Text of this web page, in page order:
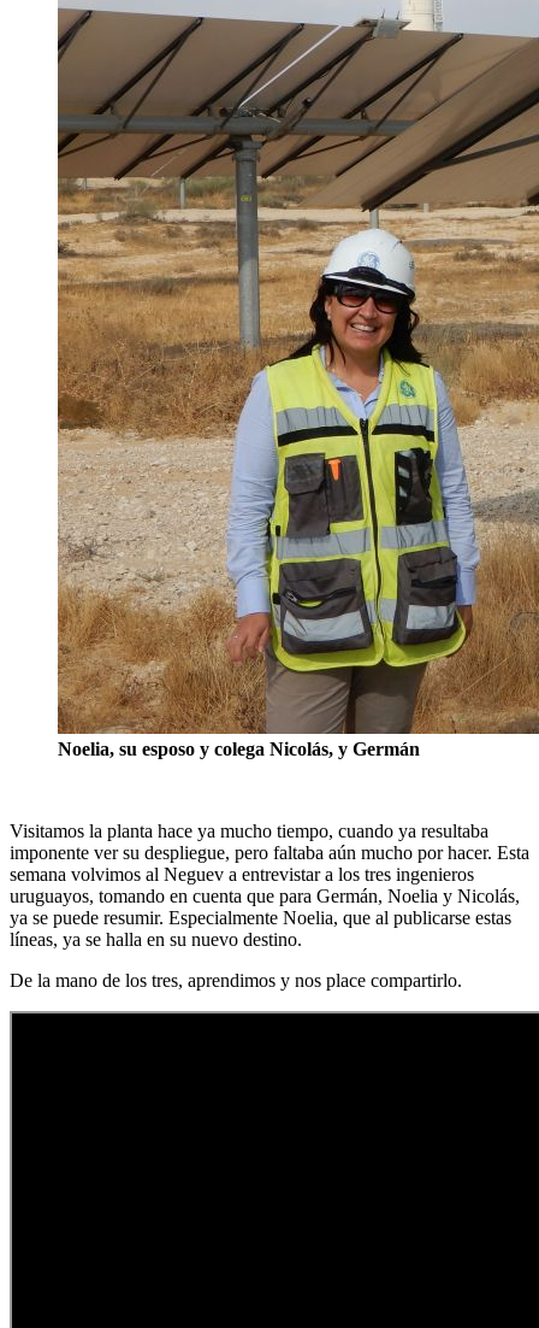
Noelia, su esposo y colega Nicolás, y Germán
Visitamos la planta hace ya mucho tiempo, cuando ya resultaba
imponente ver su despliegue, pero faltaba aún mucho por hacer. Esta
semana volvimos al Neguev a entrevistar a los tres ingenieros
uruguayos, tomando en cuenta que para Germán, Noelia y Nicolás,
ya se puede resumir. Especialmente Noelia, que al publicarse estas
líneas, ya se halla en su nuevo destino.
De la mano de los tres, aprendimos y nos place compartirlo.